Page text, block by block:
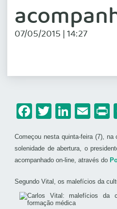
07/05/2015 | 14:27
Facebook
Twitter
Começou nesta quinta-feira (7),
solenidade de abertura, o
acompanhado on-line, através do
Segundo Vital, os malefícios da